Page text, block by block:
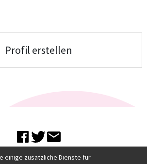
einige zusätzliche Dienste für